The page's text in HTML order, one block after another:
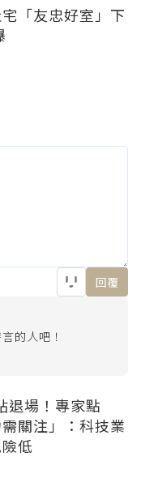
「友忠好室」下
回覆
的人吧！
退場！專家點
需關注」：科技業
低